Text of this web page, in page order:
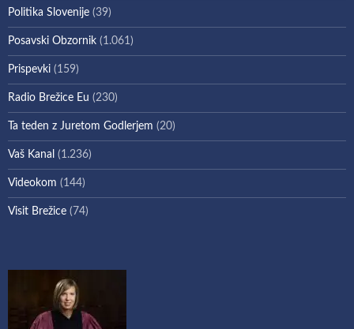
Politika Slovenije (39)
Posavski Obzornik (1.061)
Prispevki (159)
Radio Brežice Eu (230)
Ta teden z Juretom Godlerjem (20)
Vaš Kanal (1.236)
Videokom (144)
Visit Brežice (74)